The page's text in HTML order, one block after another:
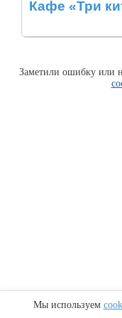
Кафе «Три
Заметили ошибку или
Информация
Мы используем